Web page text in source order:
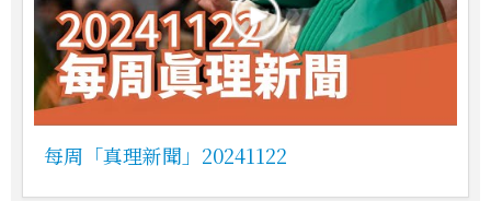
每周「真理新聞」20241122